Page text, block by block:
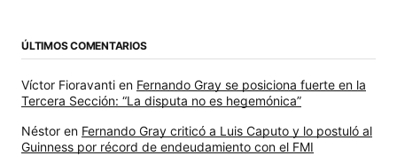
ÚLTIMOS COMENTARIOS
Víctor Fioravanti en Fernando Gray se posiciona fuerte en la
Tercera Sección: “La disputa no es hegemónica”
Néstor en Fernando Gray criticó a Luis Caputo y lo postuló al
Guinness por récord de endeudamiento con el FMI